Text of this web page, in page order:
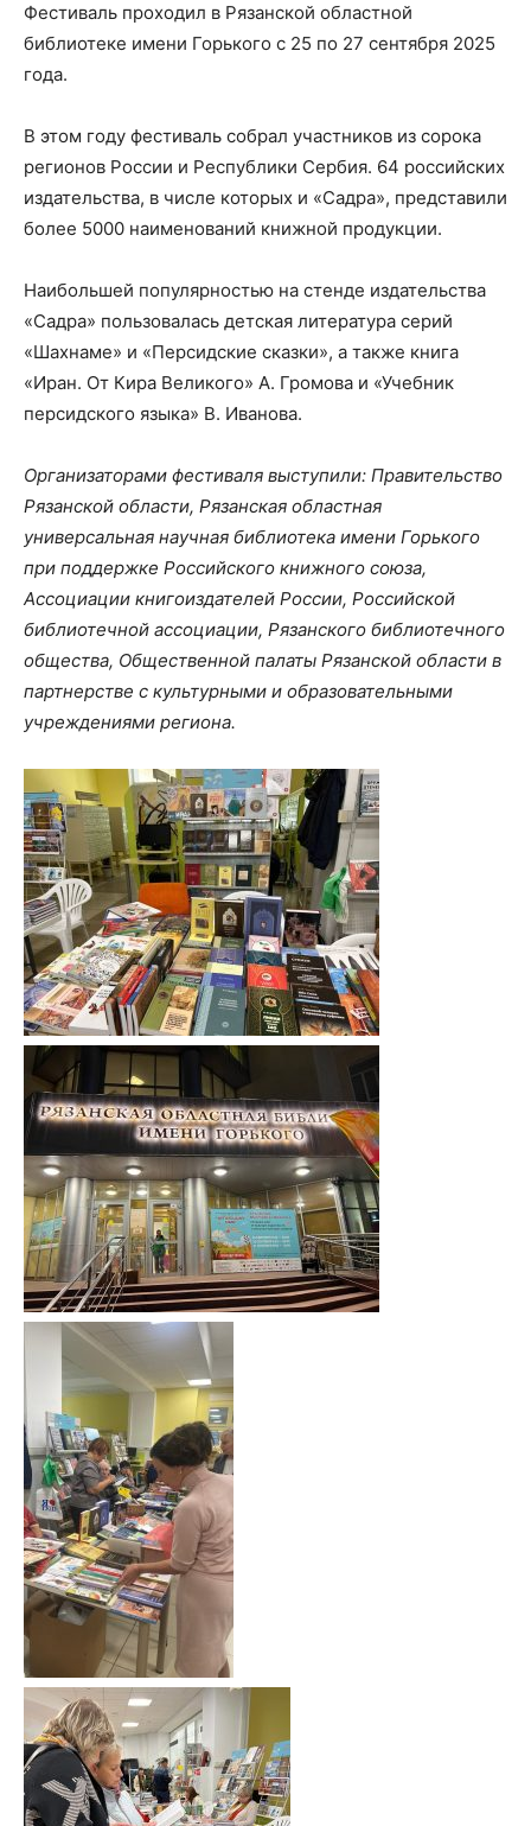
Фестиваль проходил в Рязанской областной
библиотеке имени Горького с 25 по 27 сентября 2025
года.
В этом году фестиваль собрал участников из сорока
регионов России и Республики Сербия. 64 российских
издательства, в числе которых и «Садра», представили
более 5000 наименований книжной продукции.
Наибольшей популярностью на стенде издательства
«Садра» пользовалась детская литература серий
«Шахнаме» и «Персидские сказки», а также книга
«Иран. От Кира Великого» А. Громова и «Учебник
персидского языка» В. Иванова.
Организаторами фестиваля выступили: Правительство
Рязанской области, Рязанская областная
универсальная научная библиотека имени Горького
при поддержке Российского книжного союза,
Ассоциации книгоиздателей России, Российской
библиотечной ассоциации, Рязанского библиотечного
общества, Общественной палаты Рязанской области в
партнерстве с культурными и образовательными
учреждениями региона.